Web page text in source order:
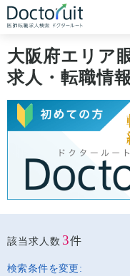
[
[
[非常
[非
プ
大阪府エリア
求人・転職情報
該当求人数 3件
検索条件を変更: